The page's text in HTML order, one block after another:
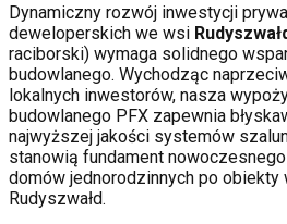
Dynamiczny rozwój inwestycji
deweloperskich we wsi
raciborski) wymaga solidnego
budowlanego. Wychodząc
lokalnych inwestorów, nasza
budowlanego PFX zapewnia
najwyższej jakości systemów
stanowią fundament
domów jednorodzinnych po obiekty
Rudyszwałd.